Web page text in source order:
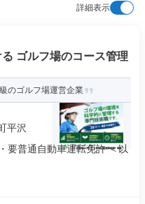
詳細表示
ゴルフ場のコース管理
のゴルフ場運営企業
平沢
要普通自動車運転免許 ＜以